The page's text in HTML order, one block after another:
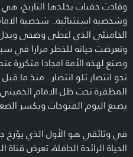
وقادت حقبات يخلدها التاريخ،
وشخصية استثنائية.. شخصية
الخامنئي الذي اعطى وضحى وبذل
وتعرضت حياته للخطر مرارا في
وصنع لهذه الأمة امجادا
نحو انتصار تلو انتصار.. منذ ما
المظفرة تحت ظل الامام
يصنع اليوم الفتوحات ويكسر
في وثائقي هو الأول الذي يؤرخ
الحياة الرائدة الحافلة، تعرض